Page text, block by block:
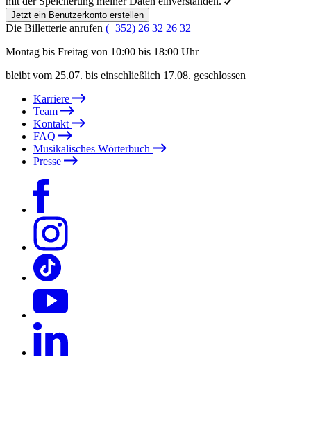
Jetzt ein Benutzerkonto erstellen
Die Billetterie anrufen (+352) 26 32 26 32
Montag bis Freitag von 10:00 bis 18:00 Uhr
bleibt vom 25.07. bis einschließlich 17.08. geschlossen
Karriere
Team
Kontakt
FAQ
Musikalisches Wörterbuch
Presse